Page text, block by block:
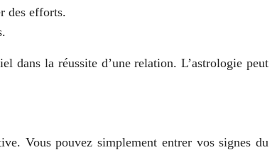
des efforts.
dans la réussite d’une relation. L’astrologie peut
Vous pouvez simplement entrer vos signes du